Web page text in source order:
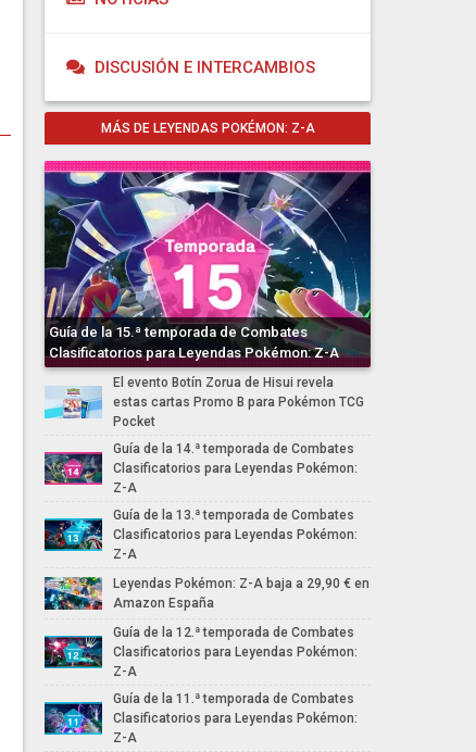
DISCUSIÓN E INTERCAMBIOS
MÁS DE LEYENDAS POKÉMON: Z-A
Guía de la 15.ª temporada de Combates
Clasificatorios para Leyendas Pokémon: Z-A
El evento Botín Zorua de Hisui revela
estas cartas Promo B para Pokémon TCG
Pocket
Guía de la 14.ª temporada de Combates
Clasificatorios para Leyendas Pokémon:
Z-A
Guía de la 13.ª temporada de Combates
Clasificatorios para Leyendas Pokémon:
Z-A
Leyendas Pokémon: Z-A baja a 29,90 € en
Amazon España
Guía de la 12.ª temporada de Combates
Clasificatorios para Leyendas Pokémon:
Z-A
Guía de la 11.ª temporada de Combates
Clasificatorios para Leyendas Pokémon:
Z-A